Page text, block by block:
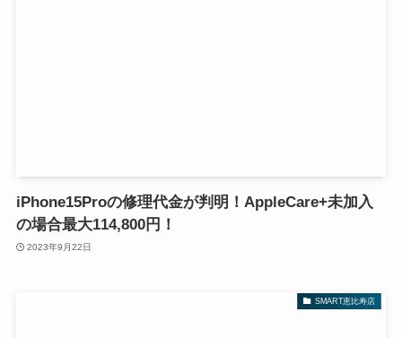
iPhone15Proの修理代金が判明！AppleCare+未加入
の場合最大114,800円！
2023年9月22日
SMART恵比寿店